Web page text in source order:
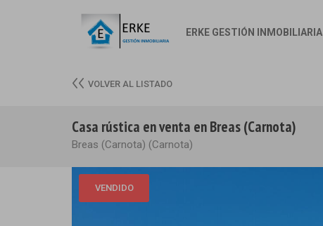
ERKE GESTIÓN INMOBILIARIA
VOLVER AL LISTADO
Casa rústica en venta en Breas (Carnota)
Breas (Carnota) (Carnota)
VENDIDO